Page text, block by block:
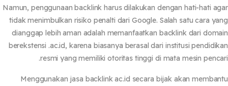
Namun, penggunaan backlink harus dilakukan dengan hati-hati
tidak menimbulkan risiko penalti dari Google. Salah satu cara
dianggap lebih aman adalah memanfaatkan backlink dari
berekstensi .ac.id, karena biasanya berasal dari institusi
resmi yang memiliki otoritas tinggi di mata mesin
Menggunakan jasa backlink ac.id secara bijak akan